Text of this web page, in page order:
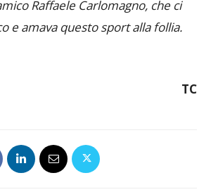
–. Dedico il nostro finale di
Raffaele Carlomagno, che ci
e amava questo sport alla follia.